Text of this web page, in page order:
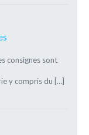
consignes sont
y compris du […]